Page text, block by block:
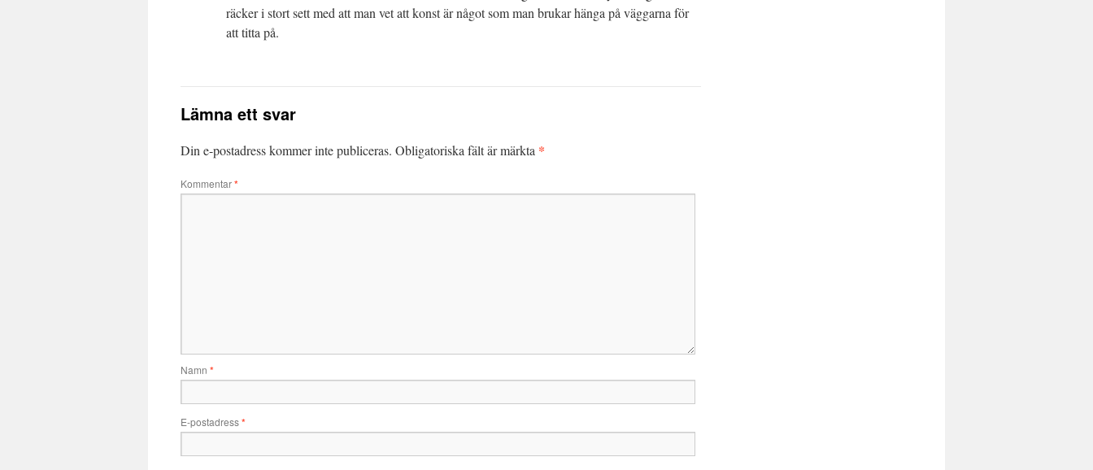
räcker i stort sett med att man vet att konst är något som man brukar hänga på väggarna för
att titta på.
Lämna ett svar
Din e-postadress kommer inte publiceras. Obligatoriska fält är märkta *
Kommentar*
Namn *
E-postadress*